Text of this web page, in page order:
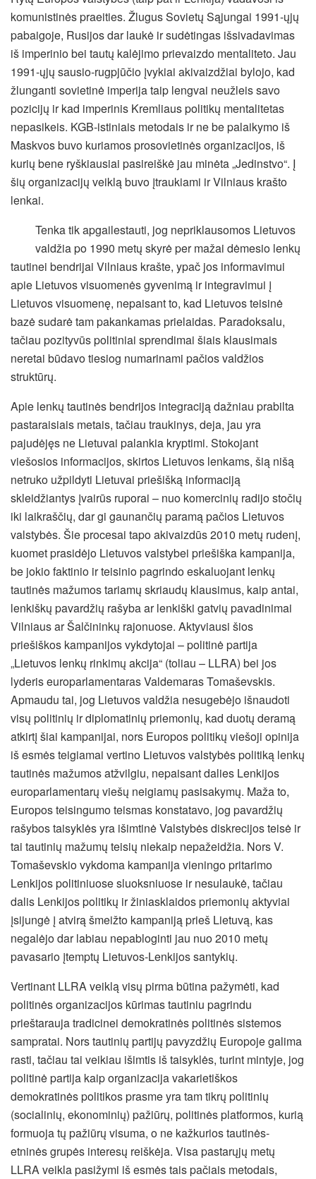
komunistinės praeities. Žlugus Sovietų Sąjungai 1991-ųjų
pabaigoje, Rusijos dar laukė ir sudėtingas išsivadavimas
iš imperinio bei tautų kalėjimo prievaizdo mentaliteto. Jau
1991-ųjų sausio-rugpjūčio įvykiai akivaizdžiai bylojo, kad
žlunganti sovietinė imperija taip lengvai neužleis savo
pozicijų ir kad imperinis Kremliaus politikų mentalitetas
nepasikeis. KGB-istiniais metodais ir ne be palaikymo iš
Maskvos buvo kuriamos prosovietinės organizacijos, iš
kurių bene ryškiausiai pasireiškė jau minėta „Jedinstvo“. Į
šių organizacijų veiklą buvo įtraukiami ir Vilniaus krašto
lenkai.
Tenka tik apgailestauti, jog nepriklausomos Lietuvos
valdžia po 1990 metų skyrė per mažai dėmesio lenkų
tautinei bendrijai Vilniaus krašte, ypač jos informavimui
apie Lietuvos visuomenės gyvenimą ir integravimui į
Lietuvos visuomenę, nepaisant to, kad Lietuvos teisinė
bazė sudarė tam pakankamas prielaidas. Paradoksalu,
tačiau pozityvūs politiniai sprendimai šiais klausimais
neretai būdavo tiesiog numarinami pačios valdžios
struktūrų.
Apie lenkų tautinės bendrijos integraciją dažniau prabilta
pastaraisiais metais, tačiau traukinys, deja, jau yra
pajudėjęs ne Lietuvai palankia kryptimi. Stokojant
viešosios informacijos, skirtos Lietuvos lenkams, šią nišą
netruko užpildyti Lietuvai priešišką informaciją
skleidžiantys įvairūs ruporai – nuo komercinių radijo stočių
iki laikraščių, dar gi gaunančių paramą pačios Lietuvos
valstybės. Šie procesai tapo akivaizdūs 2010 metų rudenį,
kuomet prasidėjo Lietuvos valstybei priešiška kampanija,
be jokio faktinio ir teisinio pagrindo eskaluojant lenkų
tautinės mažumos tariamų skriaudų klausimus, kaip antai,
lenkiškų pavardžių rašyba ar lenkiški gatvių pavadinimai
Vilniaus ar Šalčininkų rajonuose. Aktyviausi šios
priešiškos kampanijos vykdytojai – politinė partija
„Lietuvos lenkų rinkimų akcija“ (toliau – LLRA) bei jos
lyderis europarlamentaras Valdemaras Tomaševskis.
Apmaudu tai, jog Lietuvos valdžia nesugebėjo išnaudoti
visų politinių ir diplomatinių priemonių, kad duotų deramą
atkirtį šiai kampanijai, nors Europos politikų viešoji opinija
iš esmės teigiamai vertino Lietuvos valstybės politiką lenkų
tautinės mažumos atžvilgiu, nepaisant dalies Lenkijos
europarlamentarų viešų neigiamų pasisakymų. Maža to,
Europos teisingumo teismas konstatavo, jog pavardžių
rašybos taisyklės yra išimtinė Valstybės diskrecijos teisė ir
tai tautinių mažumų teisių niekaip nepažeidžia. Nors V.
Tomaševskio vykdoma kampanija vieningo pritarimo
Lenkijos politiniuose sluoksniuose ir nesulaukė, tačiau
dalis Lenkijos politikų ir žiniasklaidos priemonių aktyviai
įsijungė į atvirą šmeižto kampaniją prieš Lietuvą, kas
negalėjo dar labiau nepabloginti jau nuo 2010 metų
pavasario įtemptų Lietuvos-Lenkijos santykių.
Vertinant LLRA veiklą visų pirma būtina pažymėti, kad
politinės organizacijos kūrimas tautiniu pagrindu
prieštarauja tradicinei demokratinės politinės sistemos
sampratai. Nors tautinių partijų pavyzdžių Europoje galima
rasti, tačiau tai veikiau išimtis iš taisyklės, turint mintyje, jog
politinė partija kaip organizacija vakarietiškos
demokratinės politikos prasme yra tam tikrų politinių
(socialinių, ekonominių) pažiūrų, politinės platformos, kurią
formuoja tų pažiūrų visuma, o ne kažkurios tautinės-
etninės grupės interesų reiškėja. Visa pastarųjų metų
LLRA veikla pasižymi iš esmės tais pačiais metodais,